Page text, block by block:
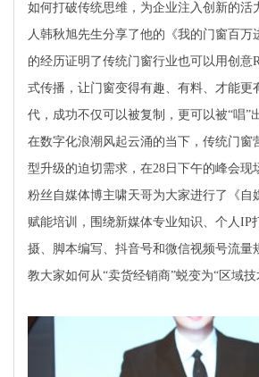
如何打破传统思维，为企业注入创新的活
人韩秋旭先生分享了他的《我的门窗百万
的经历证明了传统门窗行业也可以用创意
式传播，让门窗变得有趣、有料、才能更
代，成功不仅可以被复制，更可以被“唱”
在数字化浪潮风起云涌的当下，传统门窗
型升级的迫切需求，在28日下午的峰会现
粉丝自媒体博主啸天哥为大家进行了《自
赋能培训，围绕新媒体专业知识、个人IP
摄、脚本编写、抖音号和微信视频号流量
教大家如何从“卖货经销商”蜕变为“区域技